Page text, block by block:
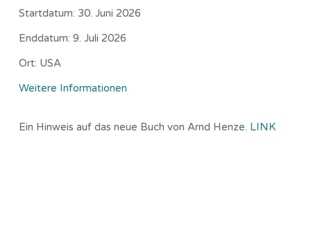
Startdatum: 30. Juni 2026
Enddatum: 9. Juli 2026
Ort: USA
Weitere Informationen
Ein Hinweis auf das neue Buch von Arnd Henze. LINK